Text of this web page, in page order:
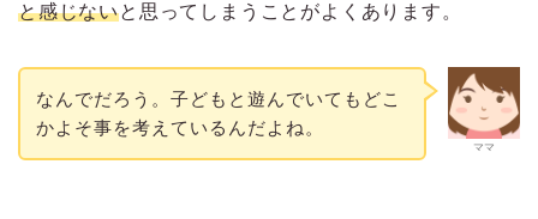
と感じないと思ってしまうことがよくあります。
ママ
なんでだろう。子どもと遊んでいてもどこ
かよそ事を考えているんだよね。